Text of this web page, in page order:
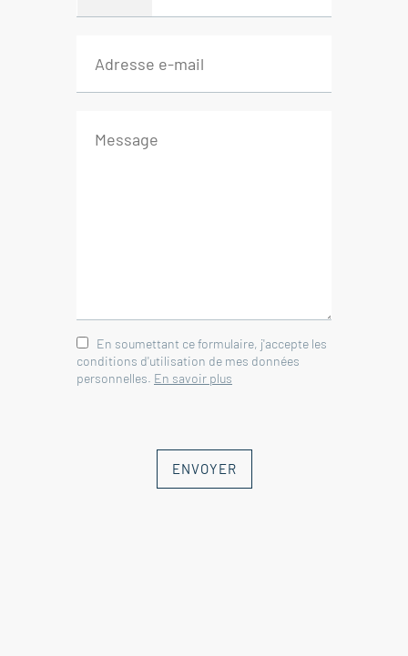
- chambre avec placard 11 m²
-- Piscine 5,25 m de diamètre
-- Garage 19,5 m²
Agence immobilière Mazan -
En soumettant ce formulaire, j'accepte les
conditions d'utilisation de mes données
personnelles. En savoir plus
ENVOYER